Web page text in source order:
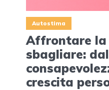
Autostima
Affrontare la
sbagliare:
crescita